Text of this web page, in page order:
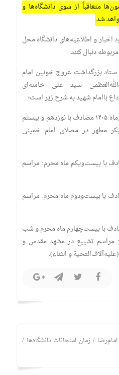
متعاقباً از سوی دانشگاه‌ها و
شد.
و اطلاعیه‌های دانشگاه محل
دنبال کنند.
بزرگداشت عروج خونین امام
سید علی خامنه‌ای‌
باامام شهید به شرح زیر است؛
روزهای شنبه ۱۳ و یکشنبه ۱۴ تیرماه ۱۴۰۵ مصادف با نوزدهم و بیستم
مطهر در مصلای امام خمینی
۱۵ تیرماه ۱۴۰۵ مصادف با بیست‌ویکم ماه محرم: مراسم
۱۶ تیرماه ۱۴۰۵ مصادف با بیست‌ودوم ماه محرم: مراسم
۱۸ تیرماه ۱۴۰۵ مصادف با بیست‌چهارم ماه محرم و شب
مراسم تشییع در مشهد مقدس و
و الثناء).
/ زمان امتحانات دانشگاه‌ها /